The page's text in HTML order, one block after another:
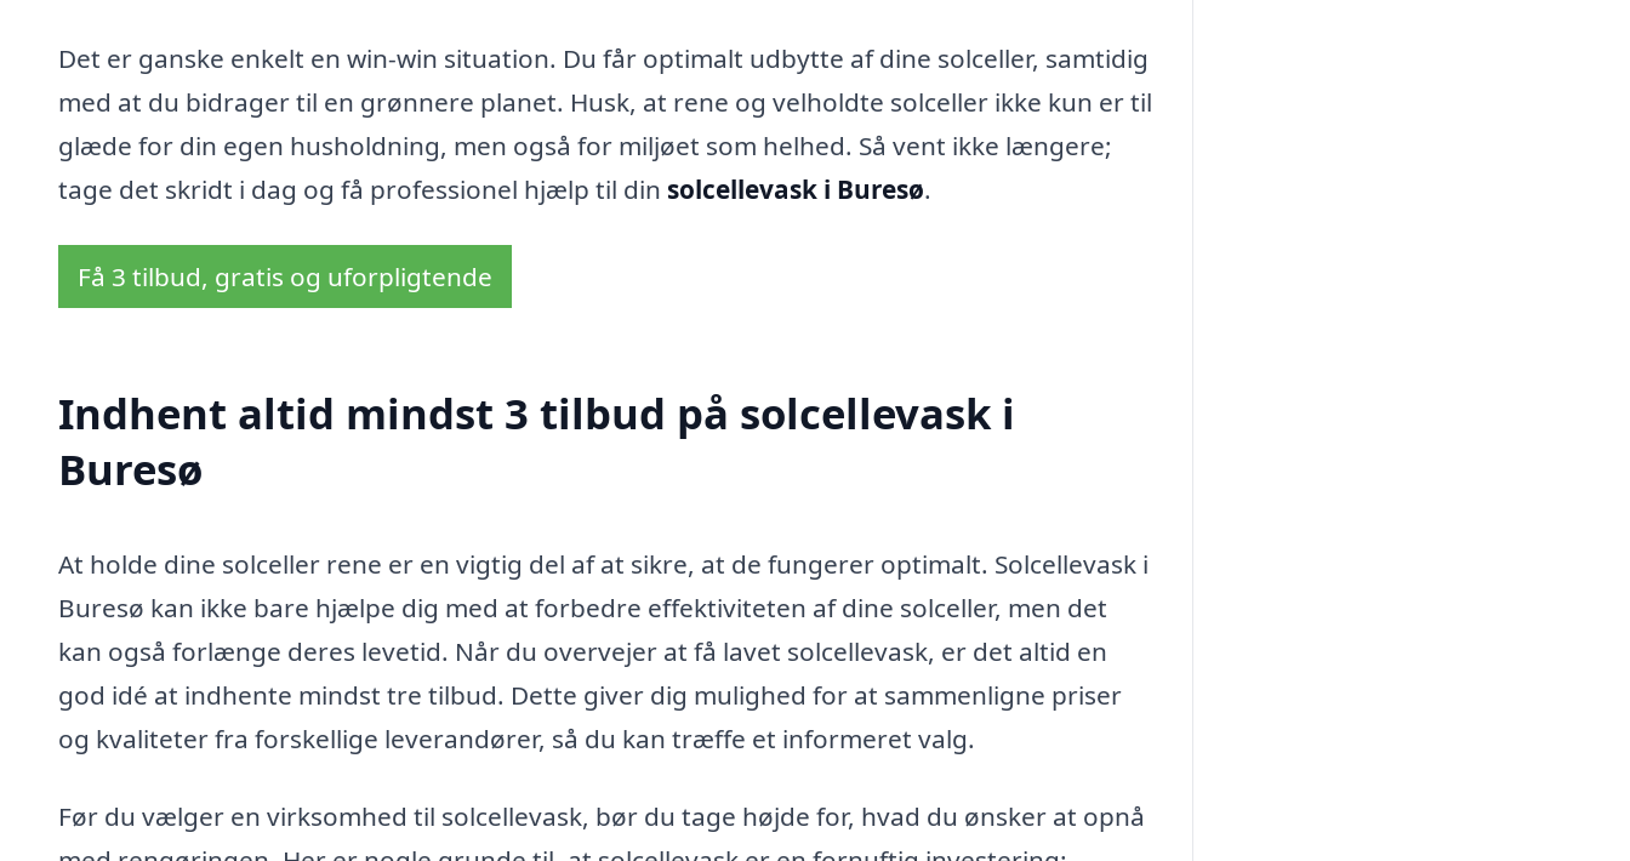
Det er ganske enkelt en win-win situation. Du får optimalt udbytte af dine solceller, samtidig
med at du bidrager til en grønnere planet. Husk, at rene og velholdte solceller ikke kun er til
glæde for din egen husholdning, men også for miljøet som helhed. Så vent ikke længere;
tage det skridt i dag og få professionel hjælp til din solcellevask i Buresø.
Få 3 tilbud, gratis og uforpligtende
Indhent altid mindst 3 tilbud på solcellevask i
Buresø
At holde dine solceller rene er en vigtig del af at sikre, at de fungerer optimalt. Solcellevask i
Buresø kan ikke bare hjælpe dig med at forbedre effektiviteten af dine solceller, men det
kan også forlænge deres levetid. Når du overvejer at få lavet solcellevask, er det altid en
god idé at indhente mindst tre tilbud. Dette giver dig mulighed for at sammenligne priser
og kvaliteter fra forskellige leverandører, så du kan træffe et informeret valg.
Før du vælger en virksomhed til solcellevask, bør du tage højde for, hvad du ønsker at opnå